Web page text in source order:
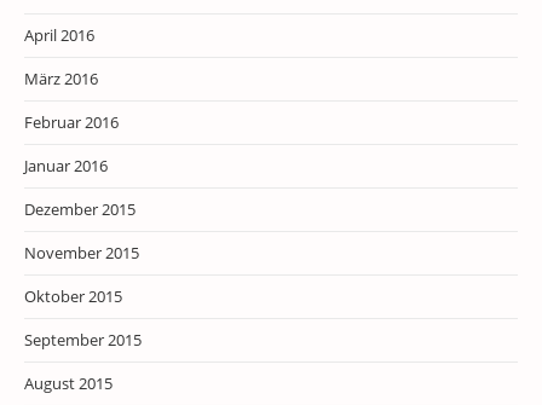
April 2016
März 2016
Februar 2016
Januar 2016
Dezember 2015
November 2015
Oktober 2015
September 2015
August 2015